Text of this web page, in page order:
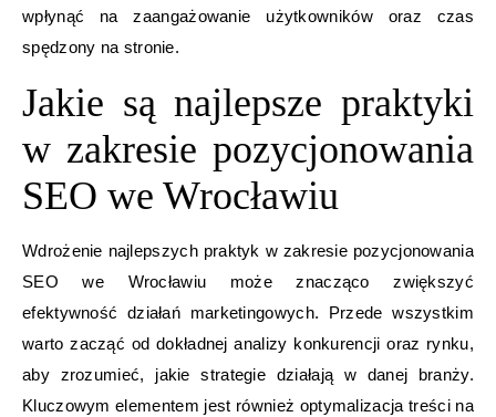
wpłynąć na zaangażowanie użytkowników oraz czas
spędzony na stronie.
Jakie są najlepsze praktyki
w zakresie pozycjonowania
SEO we Wrocławiu
Wdrożenie najlepszych praktyk w zakresie pozycjonowania
SEO we Wrocławiu może znacząco zwiększyć
efektywność działań marketingowych. Przede wszystkim
warto zacząć od dokładnej analizy konkurencji oraz rynku,
aby zrozumieć, jakie strategie działają w danej branży.
Kluczowym elementem jest również optymalizacja treści na